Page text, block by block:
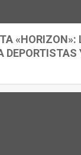
DEPORTISTAS